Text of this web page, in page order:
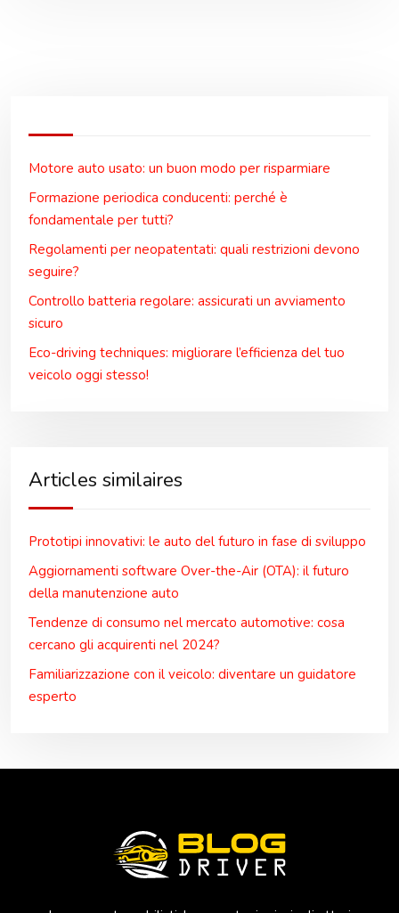
Motore auto usato: un buon modo per risparmiare
Formazione periodica conducenti: perché è
fondamentale per tutti?
Regolamenti per neopatentati: quali restrizioni devono
seguire?
Controllo batteria regolare: assicurati un avviamento
sicuro
Eco-driving techniques: migliorare l’efficienza del tuo
veicolo oggi stesso!
Articles similaires
Prototipi innovativi: le auto del futuro in fase di sviluppo
Aggiornamenti software Over-the-Air (OTA): il futuro
della manutenzione auto
Tendenze di consumo nel mercato automotive: cosa
cercano gli acquirenti nel 2024?
Familiarizzazione con il veicolo: diventare un guidatore
esperto